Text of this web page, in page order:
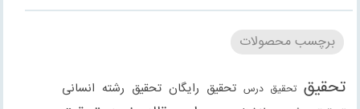
برچسب محصولات
تحقیق تحقیق درس تحقیق رایگان تحقیق رشته انسانی